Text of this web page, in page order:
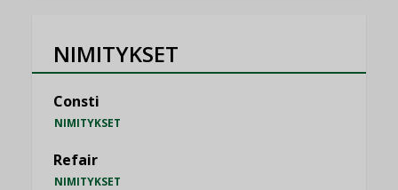
NIMITYKSET
Consti
NIMITYKSET
Refair
NIMITYKSET